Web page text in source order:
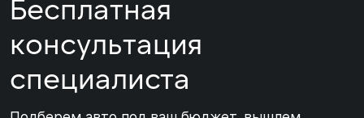
Бесплатная
консультация
специалиста